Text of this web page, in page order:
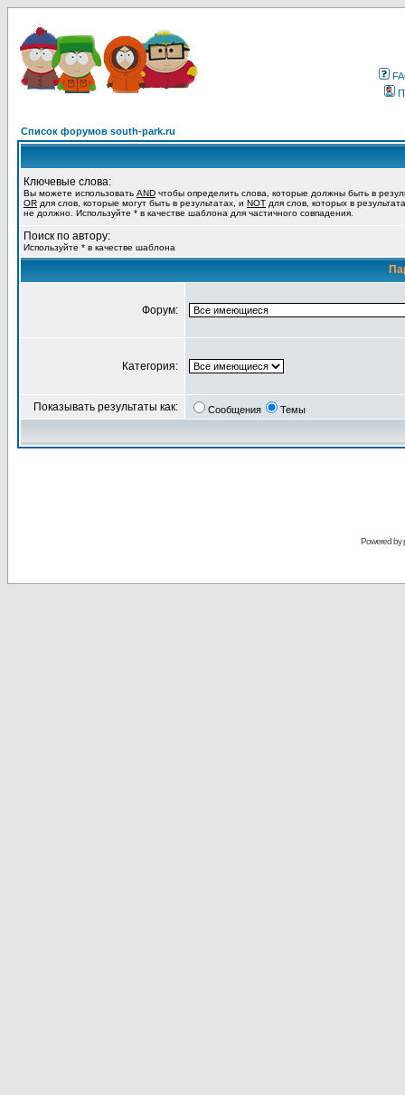
Список форумов south-park.ru
Ключевые слова:
Вы можете использовать AND чтобы определить слова, которые должны быть в
OR для слов, которые могут быть в результатах, и NOT для слов, которых в
не должно. Используйте * в качестве шаблона для частичного совпадения.
Поиск по автору:
Используйте * в качестве шаблона
Форум:
Категория:
Показывать результаты как: Сообщения Темы
Powered by